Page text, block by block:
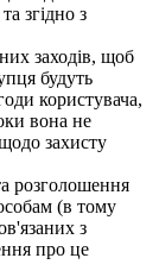
згідно з
заходів, щоб
будуть
користувача,
вона не
захисту
розголошення
(в тому
з
про це